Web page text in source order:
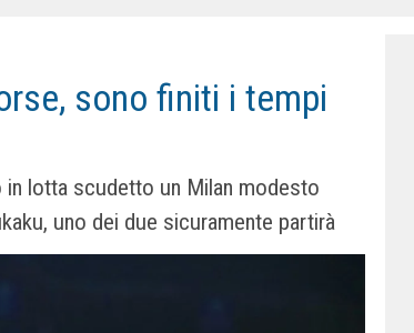
sono finiti i tempi
in lotta scudetto un Milan modesto
uno dei due sicuramente partirà